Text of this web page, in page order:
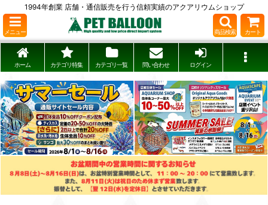
1994年創業 店舗・通信販売を行う信頼実績のアクアリウムショップ
メニュー 商品検索 カート
ホーム カテゴリ特集 カテゴリ一覧 問い合わせ ログイン